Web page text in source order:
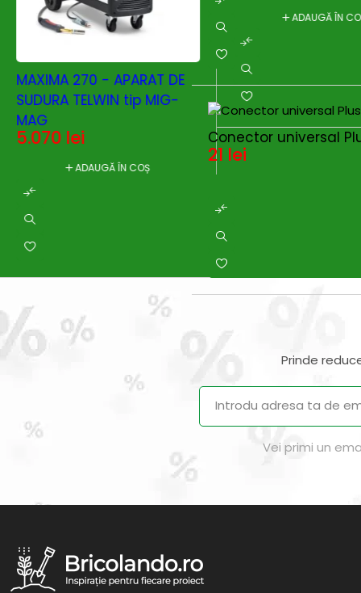
Conector universal
21 lei
MAXIMA 270 - APARAT DE
SUDURA TELWIN tip MIG-
MAG
5.070 lei
ADAUGĂ ÎN COȘ
ADAUGĂ ÎN
Prinde
Vei primi un